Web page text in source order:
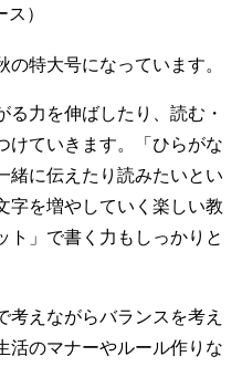
）
の特大号になっています。
力を伸ばしたり、読む・
けていきます。「ひらがな
緒に伝えたり読みたいとい
字を増やしていく楽しい教
ト」で書く力もしっかりと
考えながらバランスを考え
活のマナーやルール作りな